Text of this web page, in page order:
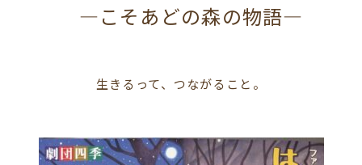
―こそあどの森の物語―
生きるって、つながること。